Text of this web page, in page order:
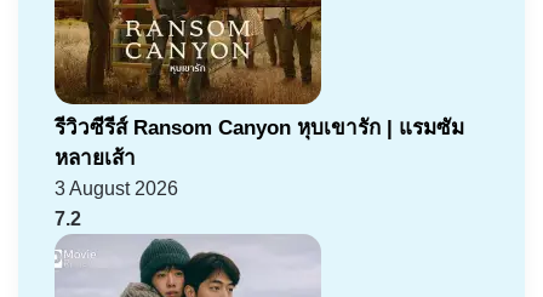
รีวิวซีรีส์ Ransom Canyon หุบเขารัก | แรมซัม
หลายเส้า
3 August 2026
7.2